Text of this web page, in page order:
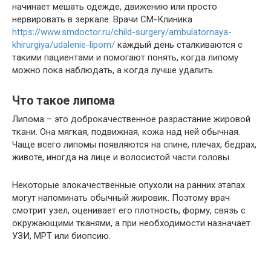
начинает мешать одежде, движению или просто
нервировать в зеркале. Врачи СМ-Клиника
https://www.smdoctor.ru/child-surgery/ambulatornaya-
khirurgiya/udalenie-lipom/ каждый день сталкиваются с
такими пациентами и помогают понять, когда липому
можно пока наблюдать, а когда лучше удалить.
Что такое липома
Липома – это доброкачественное разрастание жировой
ткани. Она мягкая, подвижная, кожа над ней обычная.
Чаще всего липомы появляются на спине, плечах, бедрах,
животе, иногда на лице и волосистой части головы.
Некоторые злокачественные опухоли на ранних этапах
могут напоминать обычный жировик. Поэтому врач
смотрит узел, оценивает его плотность, форму, связь с
окружающими тканями, а при необходимости назначает
УЗИ, МРТ или биопсию.